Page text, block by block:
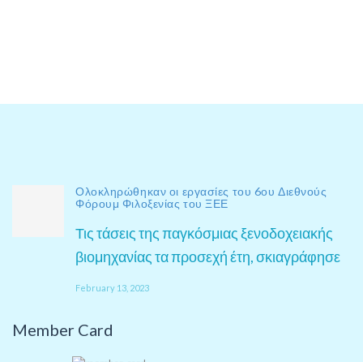
Ολοκληρώθηκαν οι εργασίες του 6ου Διεθνούς
Φόρουμ Φιλοξενίας του ΞΕΕ
Τις τάσεις της παγκόσμιας ξενοδοχειακής
βιομηχανίας τα προσεχή έτη, σκιαγράφησε
February 13, 2023
Member Card